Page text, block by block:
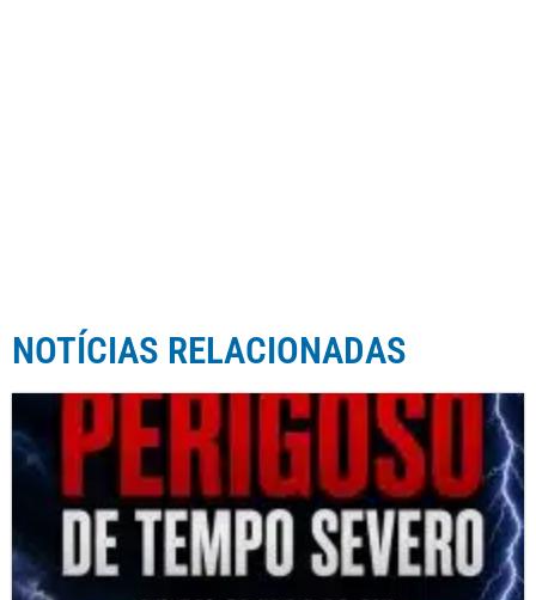
NOTÍCIAS RELACIONADAS